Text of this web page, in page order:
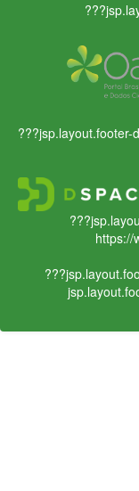
???jsp.layout.footer-
https://